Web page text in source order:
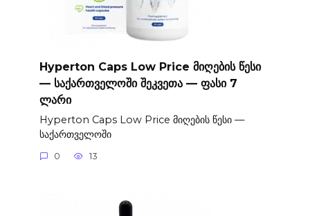
Hyperton Caps Low Price მიღების წესი
— საქართველოში შეკვეთა — ფასი 7
ლარი
Hyperton Caps Low Price მიღების წესი —
საქართველოში
0 13